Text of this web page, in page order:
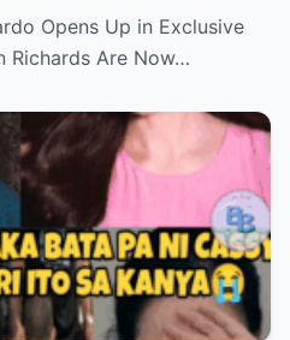
Together
Opens Up in Exclusive
Richards Are Now…